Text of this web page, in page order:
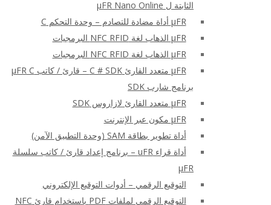
الثابتة ل μFR Nano Online
μFR أداة مضادة للتصادم – وحدة التحكم C
μFR الذهاب لغة NFC RFID البرمجيات
μFR الذهاب لغة NFC RFID البرمجيات
μFR متعدد القارئ C # SDK – قارئ / كاتب μFR C
برنامج شارب SDK
μFR متعدد القارئ لازاروس SDK
μFR مكون عبر الإنترنت
أداة تطوير بطاقة SAM (وحدة التطبيق الآمن)
أداة قراء uFR – برنامج إعداد قارئ / كاتب سلسلة
μFR
التوقيع الرقمي – أدوات التوقيع الإلكتروني
التوقيع الرقمي لملفات PDF باستخدام قارئ NFC